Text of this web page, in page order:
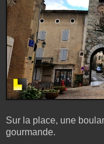
Sur la place, une
gourmande.